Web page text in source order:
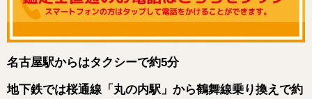
名古屋駅からはタクシーで約5分
地下鉄では桜通線「丸の内駅」から鶴舞線乗り換えで約